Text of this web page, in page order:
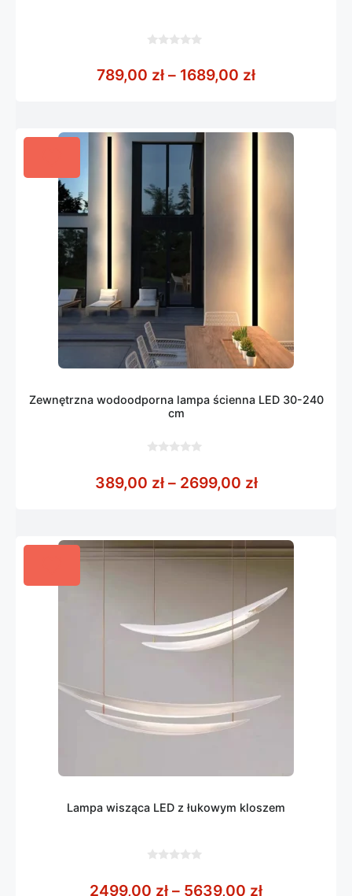
5
789,00 zł – 1689,00 złZakres cen:
Zewnętrzna wodoodporna lampa ścienna LED 30-240
cm
5
389,00 zł – 2699,00 złZakres cen:
Lampa wisząca LED z łukowym kloszem
5
2499,00 zł – 5639,00 złZakres cen: